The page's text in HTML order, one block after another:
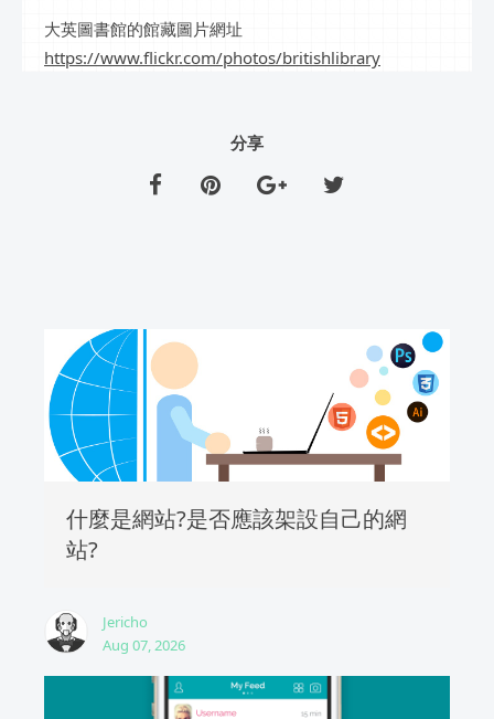
大英圖書館的館藏圖片網址
https://www.flickr.com/photos/britishlibrary
分享
什麼是網站?是否應該架設自己的網
站?
Jericho
Aug 07, 2026